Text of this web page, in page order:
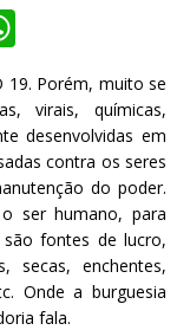
h
at
s
A
p
p
19. Porém, muito se
virais, químicas,
desenvolvidas em
contra os seres
do poder.
ser humano, para
são fontes de lucro,
secas, enchentes,
Onde a burguesia
fala.